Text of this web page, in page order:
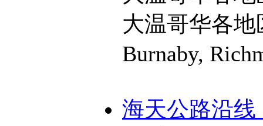
大温哥华各
Burnaby,
海天公路沿线